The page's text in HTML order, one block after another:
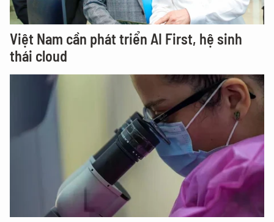
Việt Nam cần phát triển AI First, hệ sinh
thái cloud